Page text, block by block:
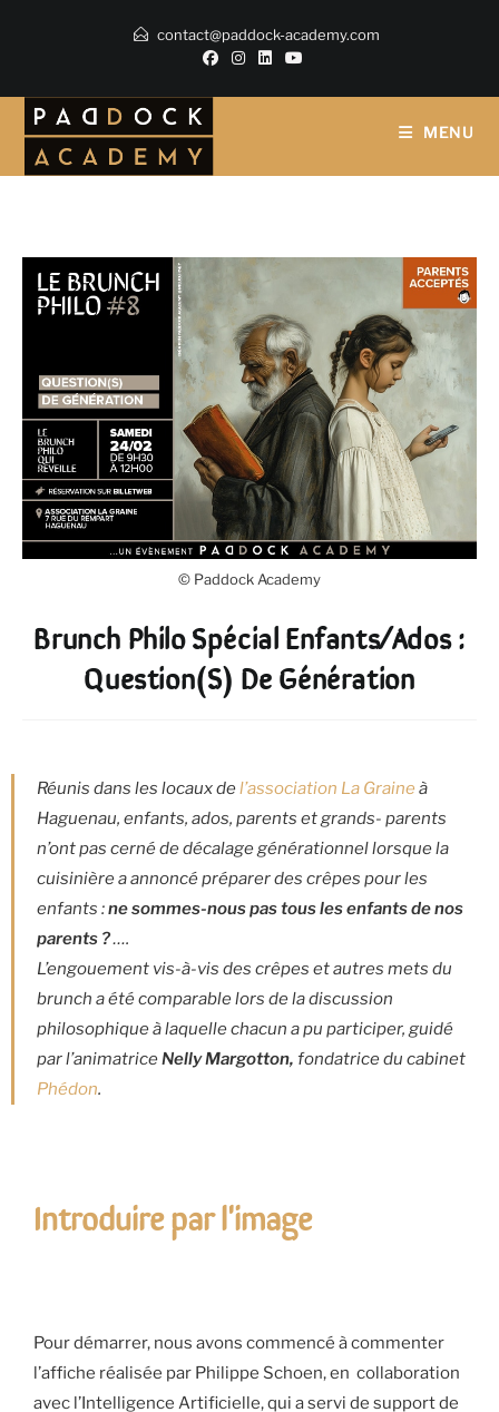
contact@paddock-academy.com
MENU
© Paddock Academy
Brunch Philo Spécial Enfants/Ados :
Question(s) De Génération
Réunis dans les locaux del’association La Graine à
Haguenau, enfants, ados, parents et grands- parents
n’ont pas cerné de décalage générationnel lorsque la
cuisinière a annoncé préparer des crêpes pour les
enfants :ne sommes-nous pas tous les enfants de nos
parents ?….
L’engouement vis-à-vis des crêpes et autres mets du
brunch a été comparable lors de la discussion
philosophique à laquelle chacun a pu participer, guidé
par l’animatriceNelly Margotton, fondatrice du cabinet
Phédon.
Introduire par l'image
Pour démarrer, nous avons commencé à commenter
l’affiche réalisée par Philippe Schoen, en collaboration
avec l’Intelligence Artificielle, qui a servi de support de